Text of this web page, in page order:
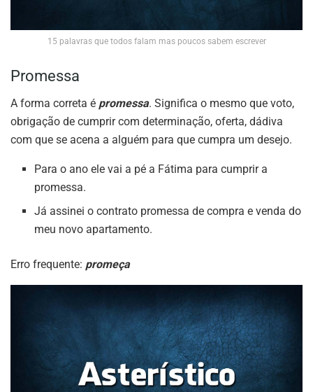
15 palavras que todos falam mas poucos sabem escrever
Promessa
A forma correta é promessa. Significa o mesmo que voto,
obrigação de cumprir com determinação, oferta, dádiva
com que se acena a alguém para que cumpra um desejo.
Para o ano ele vai a pé a Fátima para cumprir a
promessa.
Já assinei o contrato promessa de compra e venda do
meu novo apartamento.
Erro frequente: promeça